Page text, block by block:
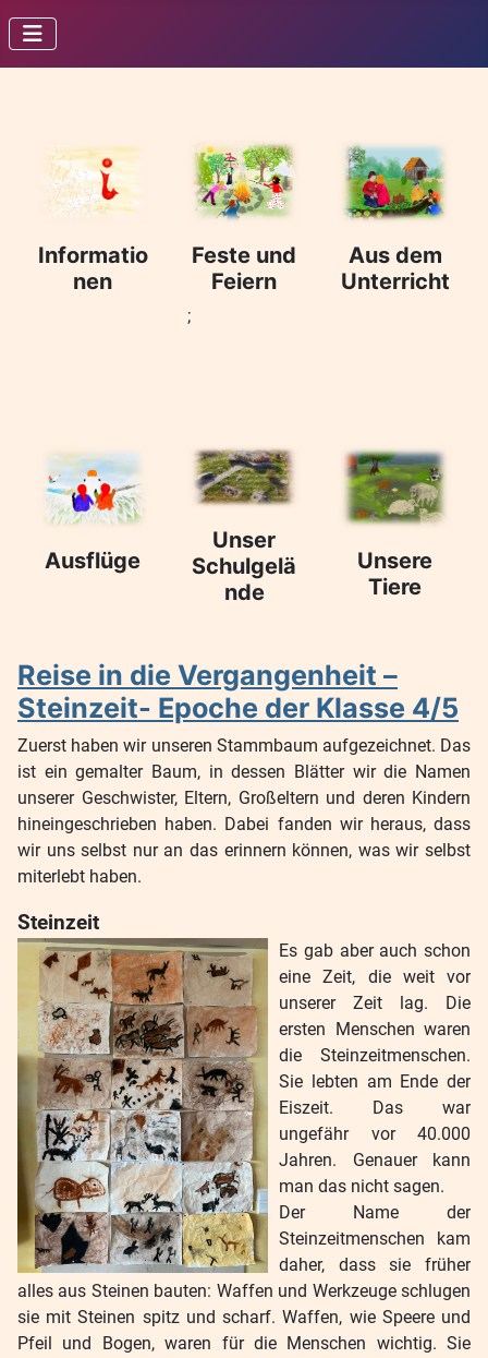
Informatio
nen
Feste und
Feiern
;
Aus dem
Unterricht
Ausflüge
Unser
Schulgelä
nde
Unsere
Tiere
Reise in die Vergangenheit –
Steinzeit- Epoche der Klasse 4/5
Zuerst haben wir unseren Stammbaum aufgezeichnet. Das
ist ein gemalter Baum, in dessen Blätter wir die Namen
unserer Geschwister, Eltern, Großeltern und deren Kindern
hineingeschrieben haben. Dabei fanden wir heraus, dass
wir uns selbst nur an das erinnern können, was wir selbst
miterlebt haben.
Steinzeit
Es gab aber auch schon
eine Zeit, die weit vor
unserer Zeit lag. Die
ersten Menschen waren
die Steinzeitmenschen.
Sie lebten am Ende der
Eiszeit. Das war
ungefähr vor 40.000
Jahren. Genauer kann
man das nicht sagen.
Der Name der
Steinzeitmenschen kam
daher, dass sie früher
alles aus Steinen bauten: Waffen und Werkzeuge schlugen
sie mit Steinen spitz und scharf. Waffen, wie Speere und
Pfeil und Bogen, waren für die Menschen wichtig. Sie